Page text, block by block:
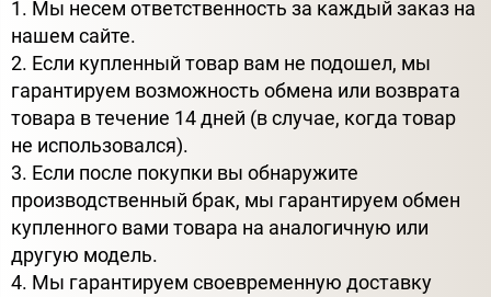
1. Мы несем ответственность за каждый заказ на
нашем сайте.
2. Если купленный товар вам не подошел, мы
гарантируем возможность обмена или возврата
товара в течение 14 дней (в случае, когда товар
не использовался).
3. Если после покупки вы обнаружите
производственный брак, мы гарантируем обмен
купленного вами товара на аналогичную или
другую модель.
4. Мы гарантируем своевременную доставку